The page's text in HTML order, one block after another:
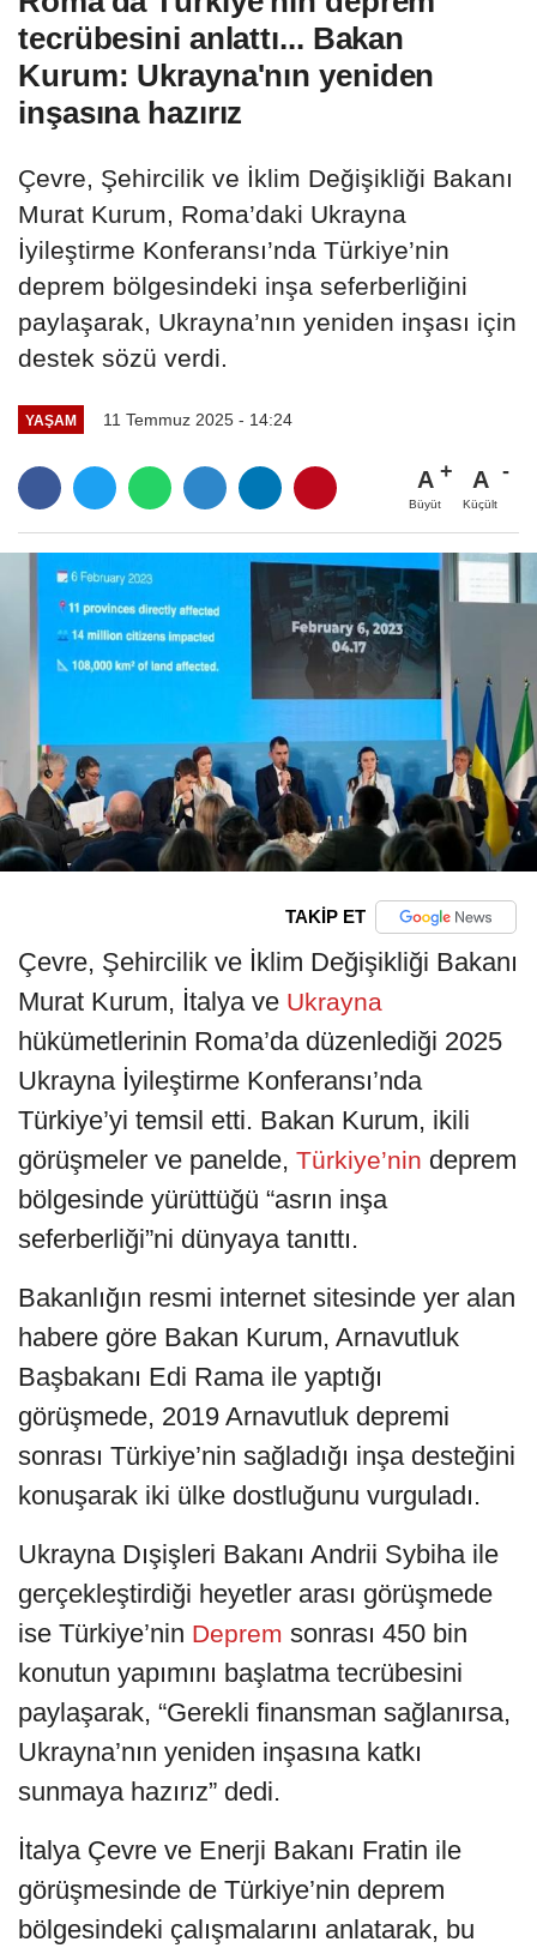
tecrübesini anlattı... Bakan
Kurum: Ukrayna'nın yeniden
inşasına hazırız
Çevre, Şehircilik ve İklim Değişikliği Bakanı
Murat Kurum, Roma’daki Ukrayna
İyileştirme Konferansı’nda Türkiye’nin
deprem bölgesindeki inşa seferberliğini
paylaşarak, Ukrayna’nın yeniden inşası için
destek sözü verdi.
YAŞAM 11 Temmuz 2025 - 14:24
A
Büyüt
A
Küçült
TAKİP ET
Çevre, Şehircilik ve İklim Değişikliği Bakanı
Murat Kurum, İtalya ve Ukrayna
hükümetlerinin Roma’da düzenlediği 2025
Ukrayna İyileştirme Konferansı’nda
Türkiye’yi temsil etti. Bakan Kurum, ikili
görüşmeler ve panelde, Türkiye’nin deprem
bölgesinde yürüttüğü “asrın inşa
seferberliği”ni dünyaya tanıttı.
Bakanlığın resmi internet sitesinde yer alan
habere göre Bakan Kurum, Arnavutluk
Başbakanı Edi Rama ile yaptığı
görüşmede, 2019 Arnavutluk depremi
sonrası Türkiye’nin sağladığı inşa desteğini
konuşarak iki ülke dostluğunu vurguladı.
Ukrayna Dışişleri Bakanı Andrii Sybiha ile
gerçekleştirdiği heyetler arası görüşmede
ise Türkiye’nin Deprem sonrası 450 bin
konutun yapımını başlatma tecrübesini
paylaşarak, “Gerekli finansman sağlanırsa,
Ukrayna’nın yeniden inşasına katkı
sunmaya hazırız” dedi.
İtalya Çevre ve Enerji Bakanı Fratin ile
görüşmesinde de Türkiye’nin deprem
bölgesindeki çalışmalarını anlatarak, bu